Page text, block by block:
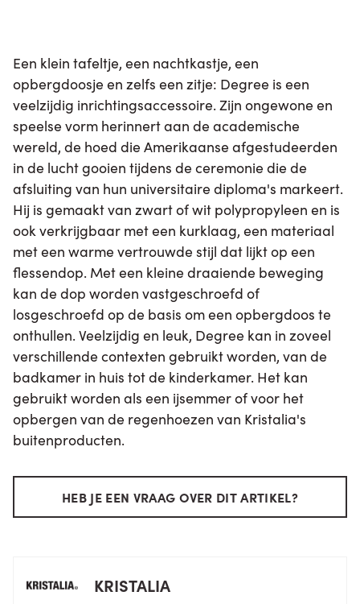
Een klein tafeltje, een nachtkastje, een
opbergdoosje en zelfs een zitje: Degree is een
veelzijdig inrichtingsaccessoire. Zijn ongewone en
speelse vorm herinnert aan de academische
wereld, de hoed die Amerikaanse afgestudeerden
in de lucht gooien tijdens de ceremonie die de
afsluiting van hun universitaire diploma's markeert.
Hij is gemaakt van zwart of wit polypropyleen en is
ook verkrijgbaar met een kurklaag, een materiaal
met een warme vertrouwde stijl dat lijkt op een
flessendop. Met een kleine draaiende beweging
kan de dop worden vastgeschroefd of
losgeschroefd op de basis om een opbergdoos te
onthullen. Veelzijdig en leuk, Degree kan in zoveel
verschillende contexten gebruikt worden, van de
badkamer in huis tot de kinderkamer. Het kan
gebruikt worden als een ijsemmer of voor het
opbergen van de regenhoezen van Kristalia's
buitenproducten.
HEB JE EEN VRAAG OVER DIT ARTIKEL?
KRISTALIA